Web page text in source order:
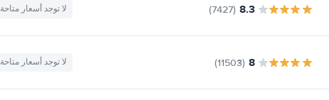
8.3
(7427) لا توجد أسعار متاحة
8
(11503) لا توجد أسعار متاحة